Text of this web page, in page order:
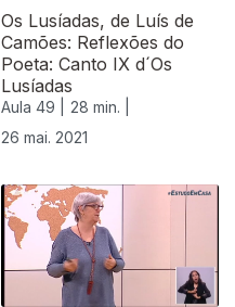
Os Lusíadas, de Luís de
Camões: Reflexões do
Poeta: Canto IX d´Os
Lusíadas
Aula 49 |
28 min. |
26 mai. 2021